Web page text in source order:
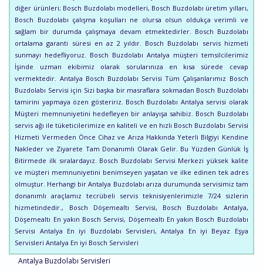
diğer ürünleri; Bosch Buzdolabı modelleri, Bosch Buzdolabı üretim yılları,
Bosch Buzdolabı çalışma koşulları ne olursa olsun oldukça verimli ve
sağlam bir durumda çalışmaya devam etmektedirler. Bosch Buzdolabı
ortalama garanti süresi en az 2 yıldır. Bosch Buzdolabı servis hizmeti
sunmayı hedefliyoruz. Bosch Buzdolabı Antalya müşteri temsilcilerimiz
İşinde uzman ekibimiz olarak sorularınıza en kısa sürede cevap
vermektedir. Antalya Bosch Buzdolabı Servisi Tüm Çalışanlarımız Bosch
Buzdolabı Servisi için Sizi başka bir masraflara sokmadan Bosch Buzdolabı
tamirini yapmaya özen gösteririz. Bosch Buzdolabı Antalya servisi olarak
Müşteri memnuniyetini hedefleyen bir anlayışa sahibiz. Bosch Buzdolabı
servis ağı ile tüketicilerimize en kaliteli ve en hızlı Bosch Buzdolabı Servisi
Hizmeti Vermeden Önce Cihaz ve Arıza Hakkında Yeterli Bilgiyi Kendine
Nakleder ve Ziyarete Tam Donanımlı Olarak Gelir. Bu Yüzden Günlük İş
Bitirmede ilk sıralardayız. Bosch Buzdolabı Servisi Merkezi yüksek kalite
ve müşteri memnuniyetini benimseyen yaşatan ve ilke edinen tek adres
olmuştur. Herhangi bir Antalya Buzdolabı arıza durumunda servisimiz tam
donanımlı araçlamız tecrübeli servis teknisiyenlerimizle 7/24 sizlerin
hizmetindedir., Bosch Döşemealtı Servisi, Bosch Buzdolabı Antalya,
Döşemealtı En yakın Bosch Servisi, Döşemealtı En yakın Bosch Buzdolabı
Servisi Antalya En iyi Buzdolabı Servisleri, Antalya En iyi Beyaz Eşya
Servisleri Antalya En iyi Bosch Servisleri
Antalya Buzdolabı Servisleri